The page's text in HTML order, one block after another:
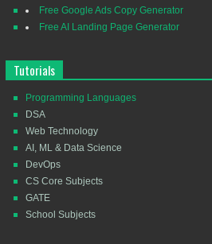
Free Google Ads Copy Generator
Free AI Landing Page Generator
Tutorials
Programming Languages
DSA
Web Technology
AI, ML & Data Science
DevOps
CS Core Subjects
GATE
School Subjects